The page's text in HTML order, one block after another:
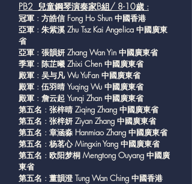
PB2 兒童鋼琴演奏家B組/ 8-10歲 :
冠軍 : 方皓信 Fong Ho Shun 中國香港
亞軍 : 朱紫溪 Zhu Tsz Kai Angelica 中國廣東
省
亞軍 : 張韻妍 Zhang Wan Yin 中國廣東省
季軍 : 陈芷曦 Zhixi Chen 中國廣東省
殿軍 : 吴与凡 Wu YuFan 中國廣東省
殿軍 : 伍羽晴 Yuqing Wu 中國廣東省
殿軍 : 詹云起 Yunqi Zhan 中國廣東省
第五名 : 张梓晴 Ziqing Zhang 中國廣東省
第五名 : 张梓妍 Ziyan Zhang 中國廣東省
第五名 : 章涵淼 Hanmiao Zhang 中國廣東省
第五名 : 杨茗心 Mingxin Yang 中國廣東省
第五名 : 欧阳梦桐 Mengtong Ouyang 中國廣
東省
第五名 : 董韻澄 Tung Wan Ching 中國香港